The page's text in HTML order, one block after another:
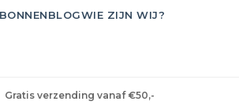
BLOGWIE ZIJN WIJ?
Gratis verzending vanaf €50,-